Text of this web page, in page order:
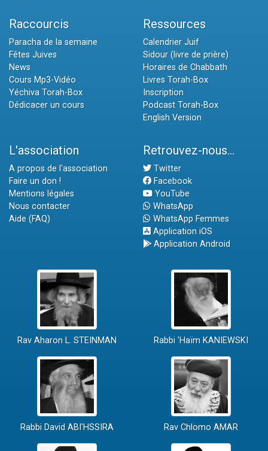
Raccourcis
Paracha de la semaine
Fêtes Juives
News
Cours Mp3-Vidéo
Yéchiva Torah-Box
Dédicacer un cours
Ressources
Calendrier Juif
Sidour (livre de prière)
Horaires de Chabbath
Livres Torah-Box
Inscription
Podcast Torah-Box
English Version
L'association
A propos de l'association
Faire un don !
Mentions légales
Nous contacter
Aide (FAQ)
Retrouvez-nous...
Twitter
Facebook
YouTube
WhatsApp
WhatsApp Femmes
Application iOS
Application Android
Rav Aharon L. STEINMAN Rabbi 'Haïm KANIEWSKI
Rabbi David ABI'HSSIRA Rav Chlomo AMAR